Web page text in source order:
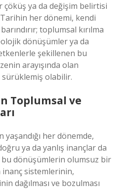
ya da değişim belirtisi
her dönemi, kendi
toplumsal kırılma
dönüşümler ya da
şekillenen bu
arayışında olan
sürüklemiş olabilir.
Toplumsal ve
her dönemde,
ya da yanlış inançlar da
dönüşümlerin olumsuz bir
inanç sistemlerinin,
dağılması ve bozulması